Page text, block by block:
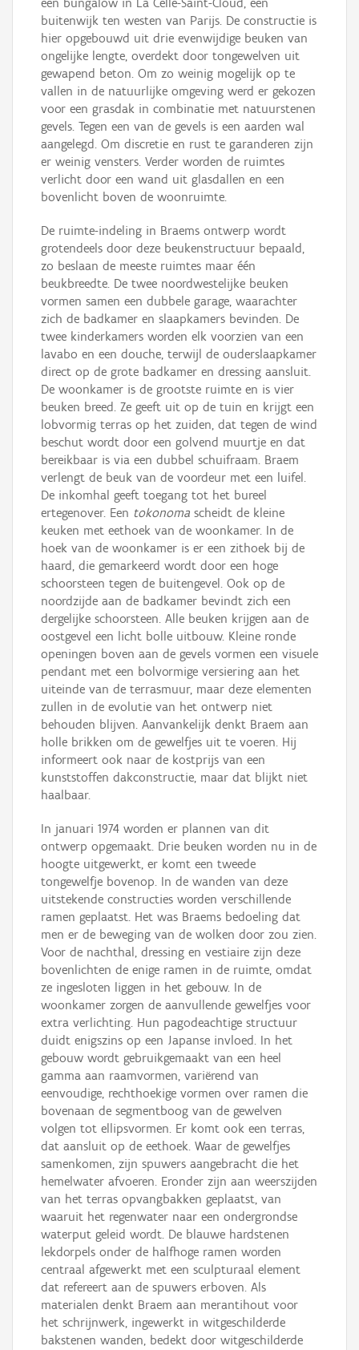
een bungalow in La Celle-Saint-Cloud, een
buitenwijk ten westen van Parijs. De constructie is
hier opgebouwd uit drie evenwijdige beuken van
ongelijke lengte, overdekt door tongewelven uit
gewapend beton. Om zo weinig mogelijk op te
vallen in de natuurlijke omgeving werd er gekozen
voor een grasdak in combinatie met natuurstenen
gevels. Tegen een van de gevels is een aarden wal
aangelegd. Om discretie en rust te garanderen zijn
er weinig vensters. Verder worden de ruimtes
verlicht door een wand uit glasdallen en een
bovenlicht boven de woonruimte.
De ruimte-indeling in Braems ontwerp wordt
grotendeels door deze beukenstructuur bepaald,
zo beslaan de meeste ruimtes maar één
beukbreedte. De twee noordwestelijke beuken
vormen samen een dubbele garage, waarachter
zich de badkamer en slaapkamers bevinden. De
twee kinderkamers worden elk voorzien van een
lavabo en een douche, terwijl de ouderslaapkamer
direct op de grote badkamer en dressing aansluit.
De woonkamer is de grootste ruimte en is vier
beuken breed. Ze geeft uit op de tuin en krijgt een
lobvormig terras op het zuiden, dat tegen de wind
beschut wordt door een golvend muurtje en dat
bereikbaar is via een dubbel schuifraam. Braem
verlengt de beuk van de voordeur met een luifel.
De inkomhal geeft toegang tot het bureel
ertegenover. Een tokonoma scheidt de kleine
keuken met eethoek van de woonkamer. In de
hoek van de woonkamer is er een zithoek bij de
haard, die gemarkeerd wordt door een hoge
schoorsteen tegen de buitengevel. Ook op de
noordzijde aan de badkamer bevindt zich een
dergelijke schoorsteen. Alle beuken krijgen aan de
oostgevel een licht bolle uitbouw. Kleine ronde
openingen boven aan de gevels vormen een visuele
pendant met een bolvormige versiering aan het
uiteinde van de terrasmuur, maar deze elementen
zullen in de evolutie van het ontwerp niet
behouden blijven. Aanvankelijk denkt Braem aan
holle brikken om de gewelfjes uit te voeren. Hij
informeert ook naar de kostprijs van een
kunststoffen dakconstructie, maar dat blijkt niet
haalbaar.
In januari 1974 worden er plannen van dit
ontwerp opgemaakt. Drie beuken worden nu in de
hoogte uitgewerkt, er komt een tweede
tongewelfje bovenop. In de wanden van deze
uitstekende constructies worden verschillende
ramen geplaatst. Het was Braems bedoeling dat
men er de beweging van de wolken door zou zien.
Voor de nachthal, dressing en vestiaire zijn deze
bovenlichten de enige ramen in de ruimte, omdat
ze ingesloten liggen in het gebouw. In de
woonkamer zorgen de aanvullende gewelfjes voor
extra verlichting. Hun pagodeachtige structuur
duidt enigszins op een Japanse invloed. In het
gebouw wordt gebruikgemaakt van een heel
gamma aan raamvormen, variërend van
eenvoudige, rechthoekige vormen over ramen die
bovenaan de segmentboog van de gewelven
volgen tot ellipsvormen. Er komt ook een terras,
dat aansluit op de eethoek. Waar de gewelfjes
samenkomen, zijn spuwers aangebracht die het
hemelwater afvoeren. Eronder zijn aan weerszijden
van het terras opvangbakken geplaatst, van
waaruit het regenwater naar een ondergrondse
waterput geleid wordt. De blauwe hardstenen
lekdorpels onder de halfhoge ramen worden
centraal afgewerkt met een sculpturaal element
dat refereert aan de spuwers erboven. Als
materialen denkt Braem aan merantihout voor
het schrijnwerk, ingewerkt in witgeschilderde
bakstenen wanden, bedekt door witgeschilderde